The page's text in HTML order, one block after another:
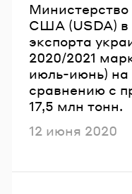
Министерство
США (USDA) в
экспорта
2020/2021
июль-июнь) на
сравнению с
17,5 млн тонн.
Опубликовано
12 июня 2020